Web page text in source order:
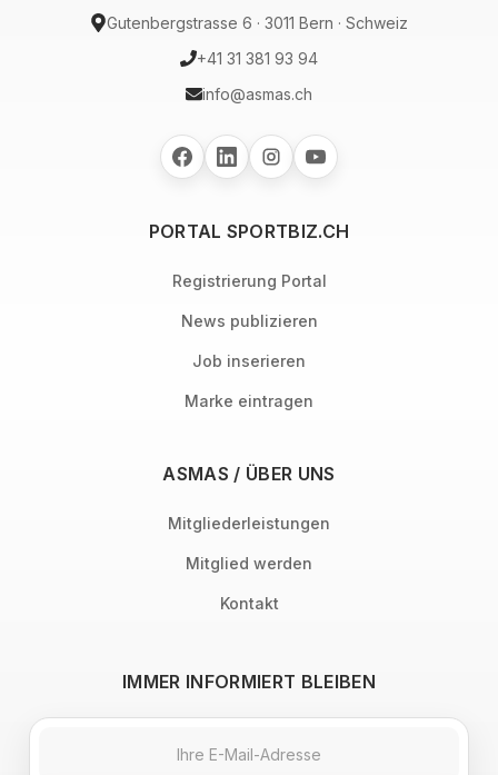
Gutenbergstrasse 6 · 3011 Bern · Schweiz
+41 31 381 93 94
info@asmas.ch
PORTAL SPORTBIZ.CH
Registrierung Portal
News publizieren
Job inserieren
Marke eintragen
ASMAS / ÜBER UNS
Mitgliederleistungen
Mitglied werden
Kontakt
IMMER INFORMIERT BLEIBEN